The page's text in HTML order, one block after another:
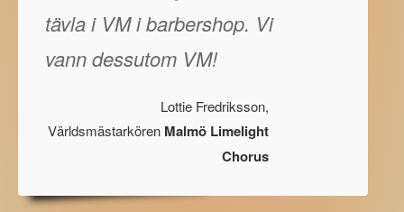
tävla i VM i barbershop. Vi
vann dessutom VM!
Lottie Fredriksson,
Världsmästarkören Malmö Limelight
Chorus